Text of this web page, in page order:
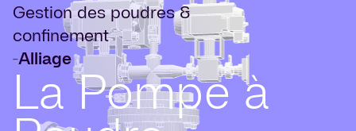
Gestion des poudres &
confinement
-Alliage
La Pompe à